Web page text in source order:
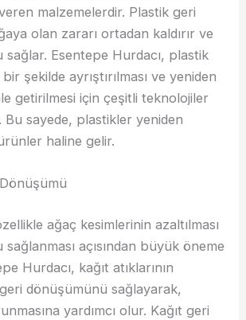
malzemelerdir. Plastik geri
olan zararı ortadan kaldırır ve
Esentepe Hurdacı, plastik
şekilde ayrıştırılması ve yeniden
getirilmesi için çeşitli teknolojiler
Bu sayede, plastikler yeniden
haline gelir.
ağaç kesimlerinin azaltılması
açısından büyük öneme
Hurdacı, kağıt atıklarının
dönüşümünü sağlayarak,
yardımcı olur. Kağıt geri